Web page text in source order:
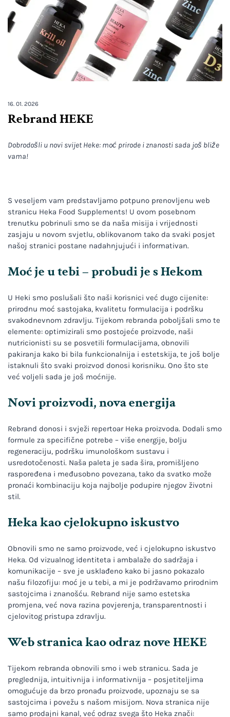
16. 01. 2026
Rebrand HEKE
Dobrodošli u novi svijet Heke: moć prirode i znanosti sada još bliže
vama!
S veseljem vam predstavljamo potpuno prenovljenu web
stranicu Heka Food Supplements! U ovom posebnom
trenutku pobrinuli smo se da naša misija i vrijednosti
zasjaju u novom svjetlu, oblikovanom tako da svaki posjet
našoj stranici postane nadahnjujući i informativan.
Moć je u tebi – probudi je s Hekom
U Heki smo poslušali što naši korisnici već dugo cijenite:
prirodnu moć sastojaka, kvalitetu formulacija i podršku
svakodnevnom zdravlju. Tijekom rebranda poboljšali smo te
elemente: optimizirali smo postojeće proizvode, naši
nutricionisti su se posvetili formulacijama, obnovili
pakiranja kako bi bila funkcionalnija i estetskija, te još bolje
istaknuli što svaki proizvod donosi korisniku. Ono što ste
već voljeli sada je još moćnije.
Novi proizvodi, nova energija
Rebrand donosi i svježi repertoar Heka proizvoda. Dodali smo
formule za specifične potrebe – više energije, bolju
regeneraciju, podršku imunološkom sustavu i
usredotočenosti. Naša paleta je sada šira, promišljeno
raspoređena i međusobno povezana, tako da svatko može
pronaći kombinaciju koja najbolje podupire njegov životni
stil.
Heka kao cjelokupno iskustvo
Obnovili smo ne samo proizvode, već i cjelokupno iskustvo
Heka. Od vizualnog identiteta i ambalaže do sadržaja i
komunikacije – sve je usklađeno kako bi jasno pokazalo
našu filozofiju: moć je u tebi, a mi je podržavamo prirodnim
sastojcima i znanošću. Rebrand nije samo estetska
promjena, već nova razina povjerenja, transparentnosti i
cjelovitog pristupa zdravlju.
Web stranica kao odraz nove HEKE
Tijekom rebranda obnovili smo i web stranicu. Sada je
preglednija, intuitivnija i informativnija – posjetiteljima
omogućuje da brzo pronađu proizvode, upoznaju se sa
sastojcima i povežu s našom misijom. Nova stranica nije
samo prodajni kanal, već odraz svega što Heka znači: